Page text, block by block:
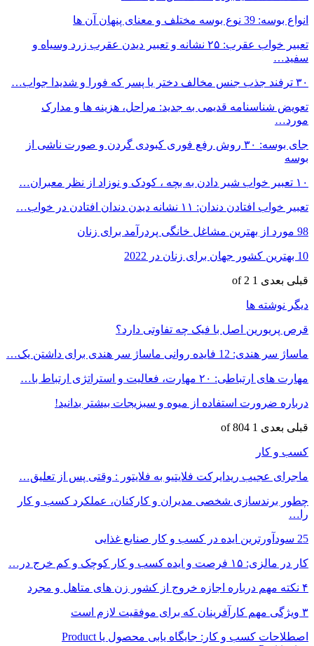
انواع بوسه: 39 نوع بوسه مختلف و معنای پنهان آن ها
تعبیر خواب عقرب: ۲۵ نشانه و تعبیر دیدن عقرب زرد وسیاه و
سفید…
۳۰ ترفند جذب جنس مخالف دختر یا پسر که فورا و شدیدا جواب…
تعویض شناسنامه قدیمی به جدید: مراحل، هزینه ها و مدارک
مورد…
جای بوسه: ۳۰ روش رفع فوری کبودی گردن و صورت ناشی از
بوسه
۱۰ تعبیر خواب شیر دادن به بچه ، کودک و نوزاد از نظر معبران…
تعبیر خواب افتادن دندان: ۱۱ نشانه دیدن دندان افتادن در خواب…
98 مورد از بهترین مشاغل خانگی پردرآمد برای زنان
10 بهترین کشور جهان برای زنان در 2022
قبلی بعدی 1 of 2
دیگر نوشته ها
قرص پریورین اصل با فیک چه تفاوتی دارد؟
ماساژ سر هندی: 12 فایده روانی ماساژ سر هندی برای داشتن یک…
مهارت های ارتباطی: ۲۰ مهارت، فعالیت و استراتژی ارتباط با…
درباره ضرورت استفاده از میوه و سبزیجات بیشتر بدانید!
قبلی بعدی 1 of 804
کسب و کار
ماجرای عجیب ریدایرکت فلایتیو به فلایتور : وقتی پس از تعلیق…
چطور برندسازی شخصی مدیران و کارکنان، عملکرد کسب و کار
را…
25 سودآورترین ایده در کسب و کار صنایع غذایی
کار در مالزی: ۱۵ فرصت و ایده کسب و کار کوچک و کم خرج در…
۴ نکته مهم درباره اجازه خروج از کشور زن های متاهل و مجرد
۳ ویژگی مهم کارآفرینان که برای موفقیت لازم است
اصطلاحات کسب و کار: جایگاه یابی محصول یا Product